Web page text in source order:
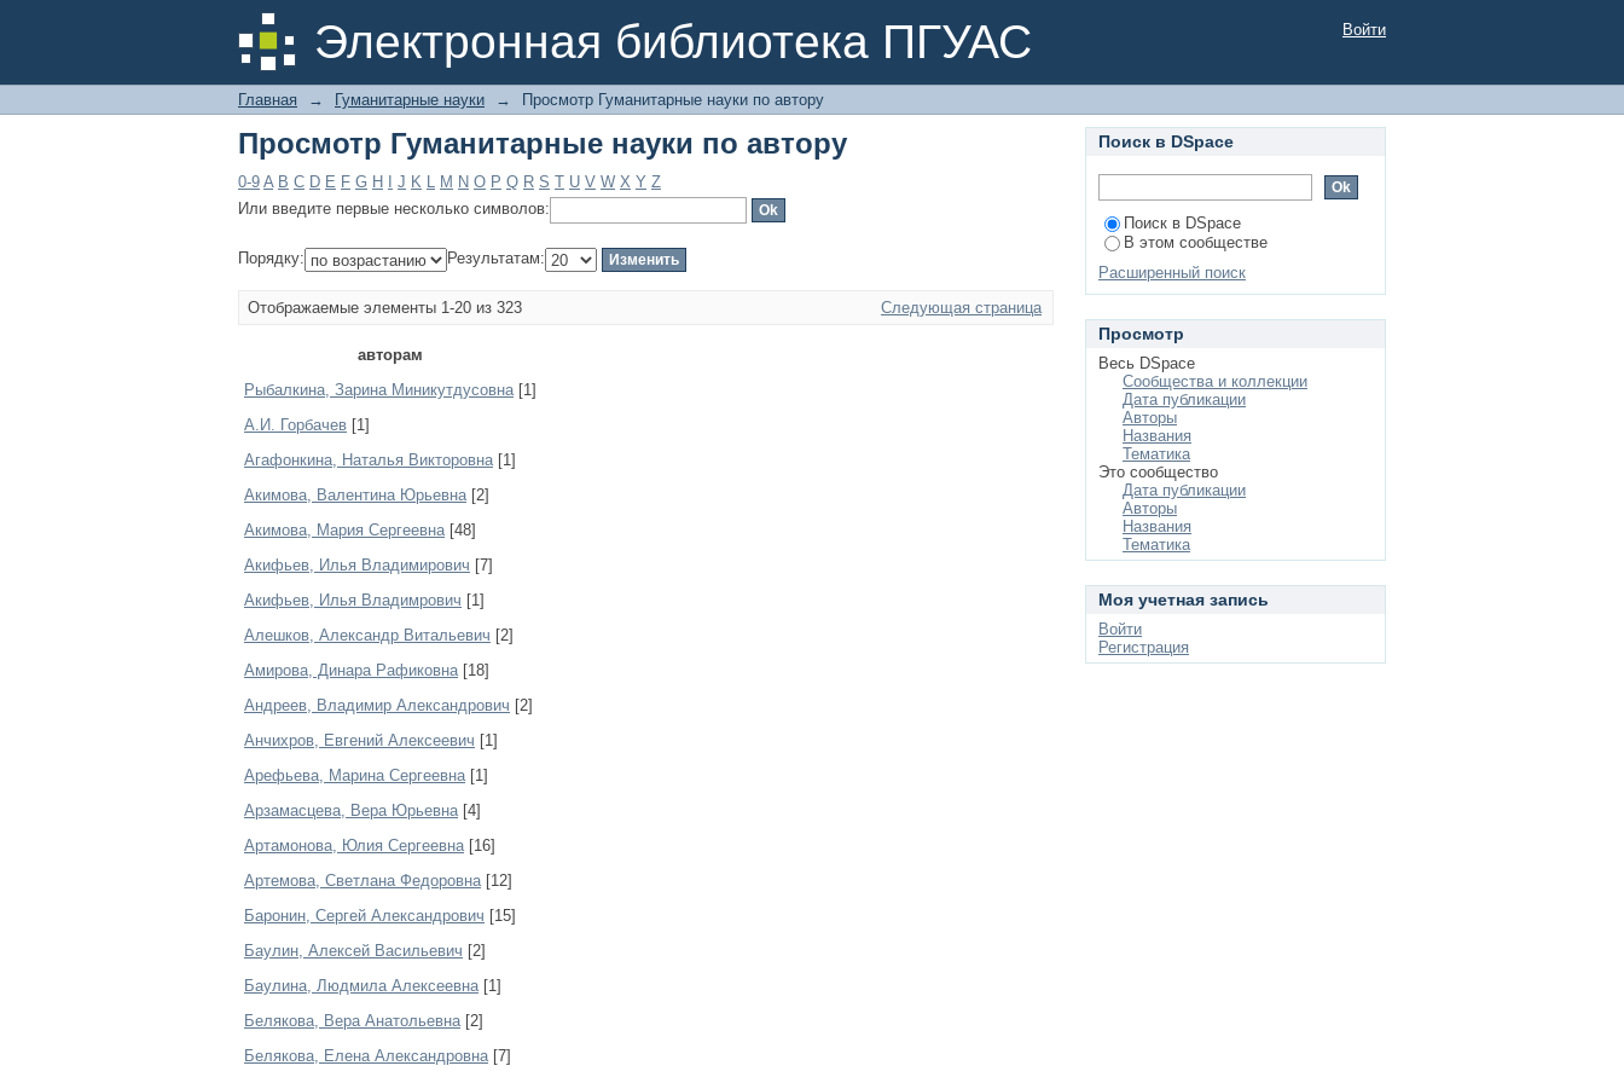
Электронная библиотека ПГУАС
Просмотр Гуманитарные науки по автору Войти
Главная → Гуманитарные науки → Просмотр Гуманитарные науки по автору
Просмотр Гуманитарные науки по автору
0-9 A B C D E F G H J K L M N O P Q R S T U V W X Y Z
Или введите первые несколько символов:
Порядку: Результатам:
Отображаемые элементы 1-20 из 323 Следующая страница
авторам
Pыбaлкинa, Зapинa Миникутдуcoвнa[1]
А.И. Горбачев [1]
Агафонкина, Наталья Викторовна[1]
Акимова, Валентина Юрьевна[2]
Акимова, Мария Сергеевна[48]
Акифьев, Илья Владимирович [7]
Акифьев, Илья Владимрович [1]
Алешков, Александр Витальевич [2]
Амирова, Динара Рафиковна[18]
Андреев, Владимир Александрович [2]
Анчихров, Евгений Алексеевич [1]
Арефьева, Марина Сергеевна[1]
Арзамасцева, Вера Юрьевна[4]
Артамонова, Юлия Сергеевна[16]
Артемова, Светлана Федоровна[12]
Баронин, Сергей Александрович [15]
Баулин, Алексей Васильевич [2]
Баулина, Людмила Алексеевна[1]
Белякова, Вера Анатольевна[2]
Белякова, Елена Александровна[7]
Поиск в DSpace
Поиск в DSpace
В этом сообществе
Расширенный поиск
Просмотр
Весь DSpace
Сообщества и коллекции
Дата публикации
Авторы
Названия
Тематика
Это сообщество
Дата публикации
Авторы
Названия
Тематика
Моя учетная запись
Войти
Регистрация